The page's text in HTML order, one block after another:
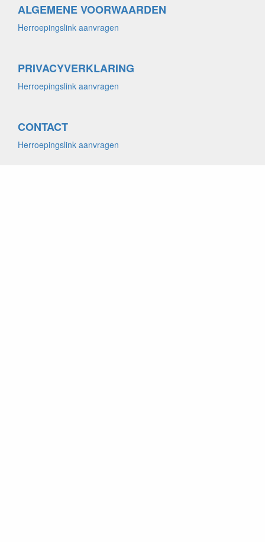
ALGEMENE VOORWAARDEN
Herroepingslink aanvragen
PRIVACYVERKLARING
Herroepingslink aanvragen
CONTACT
Herroepingslink aanvragen